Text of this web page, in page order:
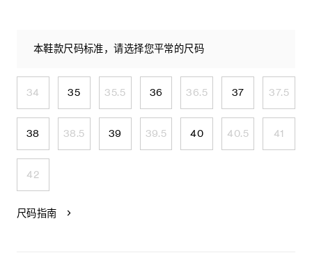
本鞋款尺码标准，请选择您平常的尺码
34 35 35.5 36 36.5 37 37.5
38 38.5 39 39.5 40 40.5 41
42
尺码指南